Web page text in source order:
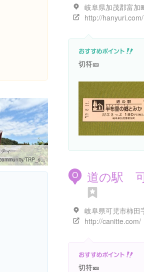
http://hanyuri.com/
切符🎫
ィ
O 道の駅
岐阜県可児市柿田
http://canitte.com/
切符🎫